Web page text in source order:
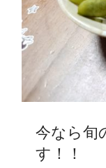
今なら旬
す！！